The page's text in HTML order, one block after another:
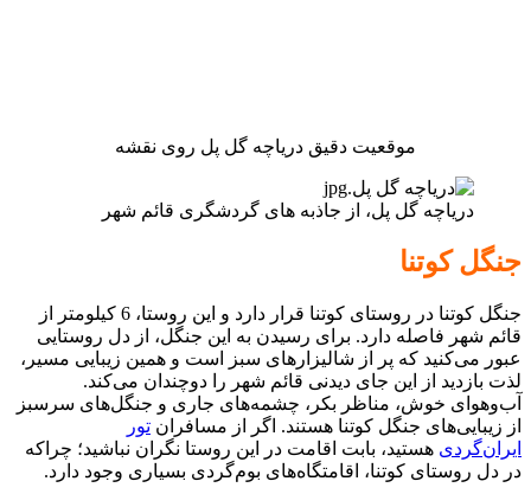
موقعیت دقیق دریاچه گل پل روی نقشه
دریاچه گل پل، از جاذبه های گردشگری قائم شهر
جنگل کوتنا
جنگل کوتنا در روستای کوتنا قرار دارد و این روستا، 6 کیلومتر از
قائم شهر فاصله دارد. برای رسیدن به این جنگل، از دل روستایی
عبور می‌کنید که پر از شالیزارهای سبز است و همین زیبایی مسیر،
لذت بازدید از این جای دیدنی قائم شهر را دوچندان می‌کند.
آب‌وهوای خوش، مناظر بکر، چشمه‌های جاری و جنگل‌های سرسبز
از زیبایی‌های جنگل کوتنا هستند. اگر از مسافران تور
ایران‌گردی هستید، بابت اقامت در این روستا نگران نباشید؛ چراکه
در دل روستای کوتنا، اقامتگاه‌های بوم‌گردی بسیاری وجود دارد.